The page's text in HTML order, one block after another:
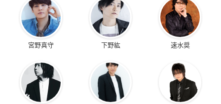
宮野真守 下野紘 速水奨